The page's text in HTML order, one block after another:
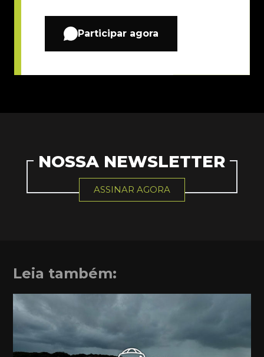
Participar agora
NOSSA NEWSLETTER
ASSINAR AGORA
Leia também: